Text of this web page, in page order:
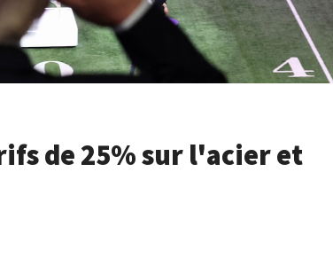
de 25% sur l'acier et